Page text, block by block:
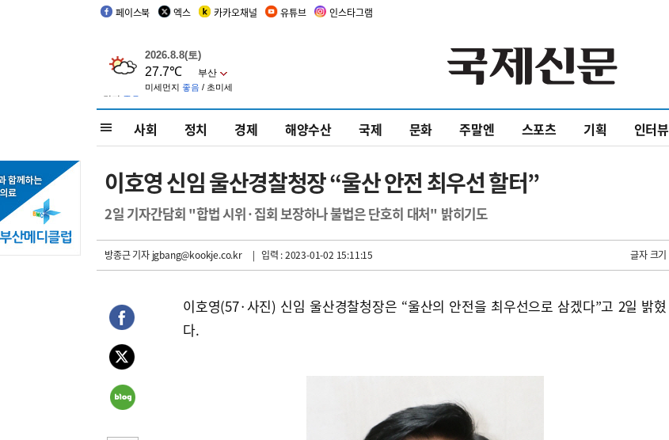
페이스북 엑스 카카오채널 유튜브 인스타그램
사회 정치 경제 해양수산 국제 문화 주말엔 스포츠 기획 인터뷰
이호영 신임 울산경찰청장 “울산 안전 최우선 할터”
2일 기자간담회 "합법 시위·집회 보장하나 불법은 단호히 대처" 밝히기도
방종근 기자jgbang@kookje.co.kr | 입력 : 2023-01-02 15:11:15 글자 크기
이호영(57·사진) 신임 울산경찰청장은 “울산의 안전을 최우선으로 삼겠다”고 2일 밝혔
다.